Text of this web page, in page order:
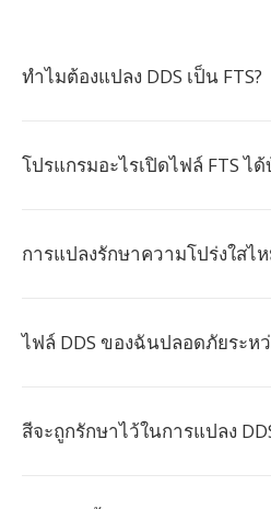
ทำไมต้องแปลง DDS เป็น FTS?
โปรแกรมอะไรเปิดไฟล์ FTS ได้
การแปลงรักษาความโปร่งใสไห
ไฟล์ DDS ของฉันปลอดภัยระห
สีจะถูกรักษาไว้ในการแปลง